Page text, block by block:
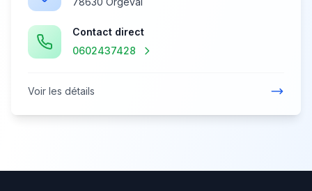
Contact direct
0602437428
Voir les détails